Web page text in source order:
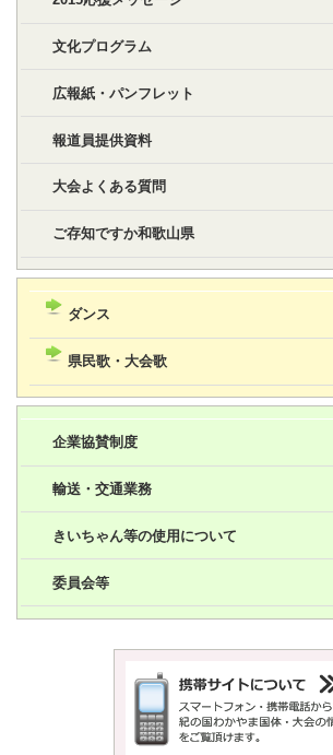
文化プログラム
広報紙・パンフレット
報道員提供資料
大会よくある質問
ご存知ですか和歌山県
ダンス
県民歌・大会歌
企業協賛制度
輸送・交通業務
きいちゃん等の使用について
委員会等